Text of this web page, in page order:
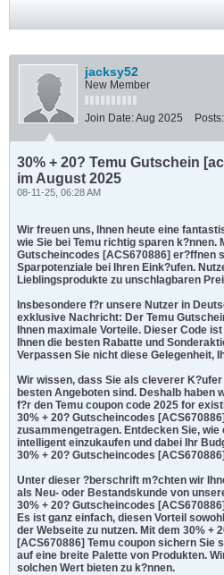
jacksy52
New Member
Join Date:Aug 2025 Posts:
30% + 20? Temu Gutschein
im August 2025
08-11-25, 06:28 AM
Wir freuen uns, Ihnen heute eine
wie Sie bei Temu richtig sparen k?nnen.
Gutscheincodes [ACS670886] er?ffnen
Sparpotenziale bei Ihren Eink?ufen.
Lieblingsprodukte zu unschlagbaren
Insbesondere f?r unsere Nutzer in
exklusive Nachricht: Der Temu
Ihnen maximale Vorteile. Dieser Code
Ihnen die besten Rabatte und
Verpassen Sie nicht diese Gelegenheit,
Wir wissen, dass Sie als cleverer
besten Angeboten sind. Deshalb haben
f?r den Temu coupon code 2025 for
30% + 20? Gutscheincodes
zusammengetragen. Entdecken Sie, wie
intelligent einzukaufen und dabei Ihr
30% + 20? Gutscheincodes
Unter dieser ?berschrift m?chten wir
als Neu- oder Bestandskunde von
30% + 20? Gutscheincodes
Es ist ganz einfach, diesen Vorteil
der Webseite zu nutzen. Mit dem 30% +
[ACS670886] Temu coupon sichern Sie
auf eine breite Palette von Produkten.
solchen Wert bieten zu k?nnen.